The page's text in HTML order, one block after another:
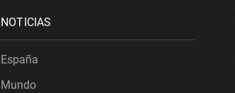
NOTICIAS
España
Mundo